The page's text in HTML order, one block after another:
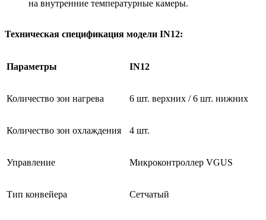
на внутренние температурные камеры.
Техническая спецификация модели IN12:
Параметры IN12
Количество зон нагрева 6 шт. верхних / 6 шт. нижних
Количество зон охлаждения 4 шт.
Управление Микроконтроллер VGUS
Тип конвейера Сетчатый